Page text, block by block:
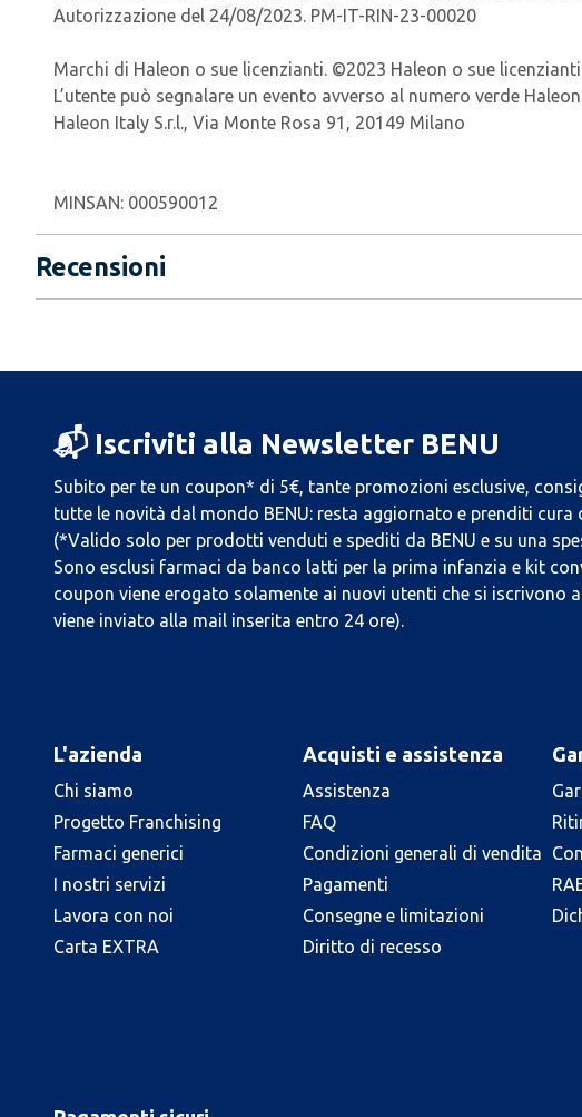
Autorizzazione del 24/08/2023. PM-IT-RIN-23-00020
Marchi di Haleon o sue licenzianti. ©2023 Haleon o sue licenzianti ​
L’utente può segnalare un evento avverso al numero verde
Haleon Italy S.r.l., Via Monte Rosa 91, 20149 Milano​
MINSAN: 000590012
Recensioni
📬 Iscriviti alla Newsletter BENU
Subito per te un coupon* di 5€, tante promozioni esclusive,
tutte le novità dal mondo BENU: resta aggiornato e prenditi cura
(*Valido solo per prodotti venduti e spediti da BENU e su una
Sono esclusi farmaci da banco latti per la prima infanzia e kit
coupon viene erogato solamente ai nuovi utenti che si iscrivono
viene inviato alla mail inserita entro 24 ore).
L'azienda
Chi siamo
Progetto Franchising
Farmaci generici
I nostri servizi
Lavora con noi
Carta EXTRA
Acquisti e assistenza
Assistenza
FAQ
Condizioni generali di vendita
Pagamenti
Consegne e limitazioni
Diritto di recesso